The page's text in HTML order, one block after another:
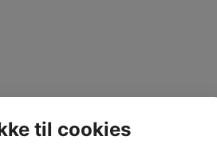
til cookies